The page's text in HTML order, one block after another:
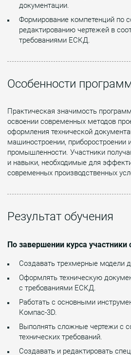
документации.
Формирование компетенций по
редактированию чертежей в
требованиями ЕСКД.
Особенности
Практическая значимость
освоении современных методов
оформления технической
машиностроении, приборостроении
промышленности. Участники
и навыки, необходимые для
современных производственных
Результат обучения
По завершении курса участники
Создавать трехмерные модели
Оформлять техническую
с требованиями ЕСКД.
Работать с основными
Компас-3D.
Выполнять сложные чертежи с
технических требований.
Создавать и редактировать